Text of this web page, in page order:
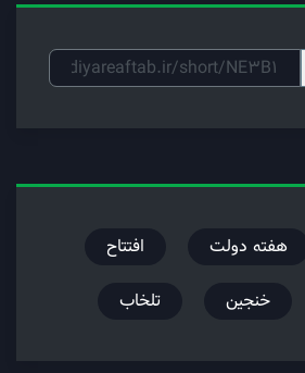
هفته دولت
افتتاح
خنجین تلخاب